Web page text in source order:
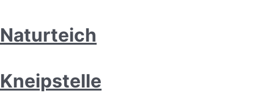
Naturteich
Kneipstelle